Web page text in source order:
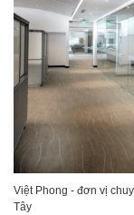
Việt Phong - đơn vị
Tây